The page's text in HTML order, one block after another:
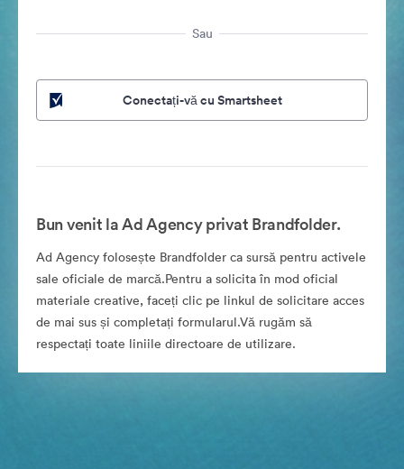
Sau
Conectați-vă cu Smartsheet
Bun venit la Ad Agency privat Brandfolder.
Ad Agency folosește Brandfolder ca sursă pentru activele
sale oficiale de marcă.Pentru a solicita în mod oficial
materiale creative, faceți clic pe linkul de solicitare acces
de mai sus și completați formularul.Vă rugăm să
respectați toate liniile directoare de utilizare.